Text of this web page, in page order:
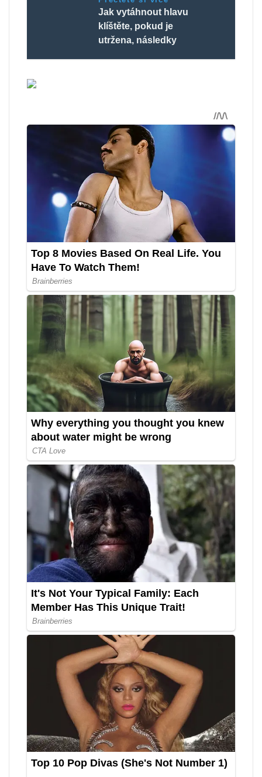
Jak vytáhnout hlavu
klíštěte, pokud je
utržena, následky